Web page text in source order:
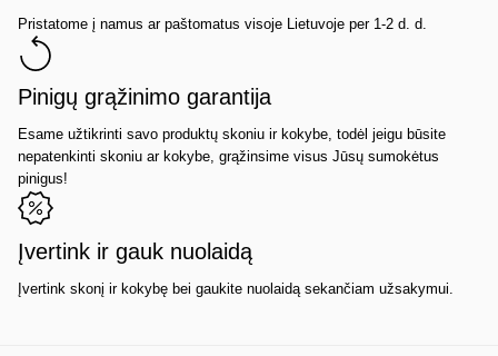
Pristatome į namus ar paštomatus visoje Lietuvoje per 1-2 d. d.
Pinigų grąžinimo garantija
Esame užtikrinti savo produktų skoniu ir kokybe, todėl jeigu būsite
nepatenkinti skoniu ar kokybe, grąžinsime visus Jūsų sumokėtus
pinigus!
Įvertink ir gauk nuolaidą
Įvertink skonį ir kokybę bei gaukite nuolaidą sekančiam užsakymui.